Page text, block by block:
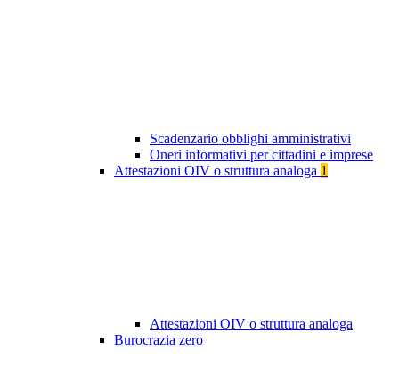
Scadenzario obblighi amministrativi
Oneri informativi per cittadini e imprese
Attestazioni OIV o struttura analoga 1
Attestazioni OIV o struttura analoga
Burocrazia zero